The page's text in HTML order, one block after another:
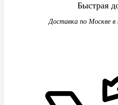
Быстрая
Доставка по Москве